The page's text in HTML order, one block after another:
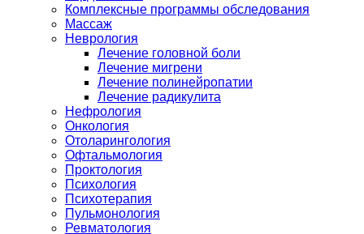
Комплексные программы обследования
Массаж
Неврология
Лечение головной боли
Лечение мигрени
Лечение полинейропатии
Лечение радикулита
Нефрология
Онкология
Отоларингология
Офтальмология
Проктология
Психология
Психотерапия
Пульмонология
Ревматология